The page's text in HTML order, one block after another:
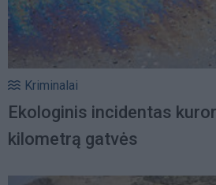
Kriminalai
Ekologinis incidentas
kilometrą gatvės